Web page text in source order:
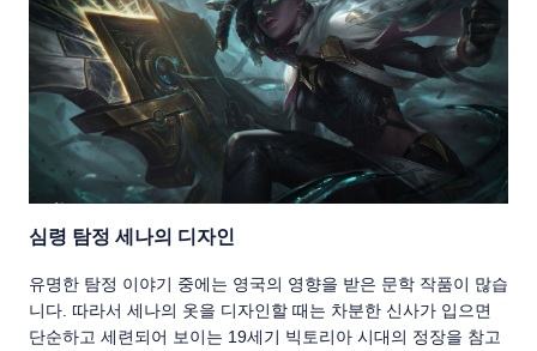
심령 탐정 세나의 디자인
유명한 탐정 이야기 중에는 영국의 영향을 받은 문학 작품이 많습
니다. 따라서 세나의 옷을 디자인할 때는 차분한 신사가 입으면
단순하고 세련되어 보이는 19세기 빅토리아 시대의 정장을 참고